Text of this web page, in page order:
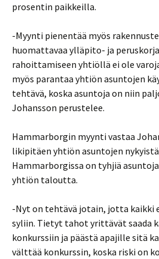
prosentin paikkeilla.
-Myynti pienentää myös
huomattavaa ylläpito- ja
rahoittamiseen yhtiöllä ei ole
myös parantaa yhtiön asuntojen
tehtävä, koska asuntoja on niin
Johansson perustelee.
Hammarborgin myynti vastaa
likipitäen yhtiön asuntojen
Hammarborgissa on tyhjiä
yhtiön taloutta.
-Nyt on tehtävä jotain, jotta kaikki
syliin. Tietyt tahot yrittävät saada
konkurssiin ja päästä apajille sitä
välttää konkurssin, koska riski on